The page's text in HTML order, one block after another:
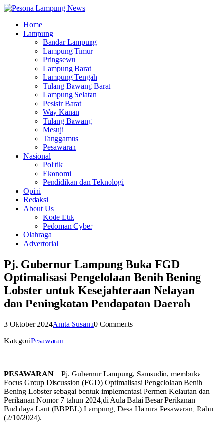
Home
Lampung
Bandar Lampung
Lampung Timur
Pringsewu
Lampung Barat
Lampung Tengah
Tulang Bawang Barat
Lampung Selatan
Pesisir Barat
Way Kanan
Tulang Bawang
Mesuji
Tanggamus
Pesawaran
Nasional
Politik
Ekonomi
Pendidikan dan Teknologi
Opini
Redaksi
About Us
Kode Etik
Pedoman Cyber
Olahraga
Advertorial
Pj. Gubernur Lampung Buka FGD
Optimalisasi Pengelolaan Benih Bening
Lobster untuk Kesejahteraan Nelayan
dan Peningkatan Pendapatan Daerah
3 Oktober 2024Anita Susanti0 Comments
KategoriPesawaran
PESAWARAN – Pj. Gubernur Lampung, Samsudin, membuka
Focus Group Discussion (FGD) Optimalisasi Pengelolaan Benih
Bening Lobster sebagai bentuk implementasi Permen Kelautan dan
Perikanan Nomor 7 tahun 2024,di Aula Balai Besar Perikanan
Budidaya Laut (BBPBL) Lampung, Desa Hanura Pesawaran, Rabu
(2/10/2024).